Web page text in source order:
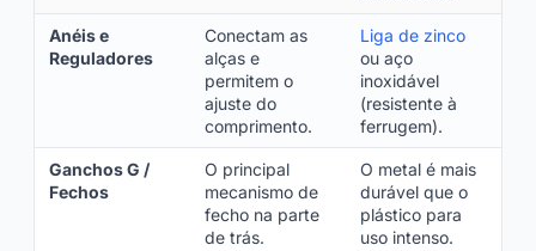
Anéis e
Reguladores
Conectam as
alças e
permitem o
ajuste do
comprimento.
Liga de zinco
ou aço
inoxidável
(resistente à
ferrugem).
Ganchos G /
Fechos
O principal
mecanismo de
fecho na parte
de trás.
O metal é mais
durável que o
plástico para
uso intenso.